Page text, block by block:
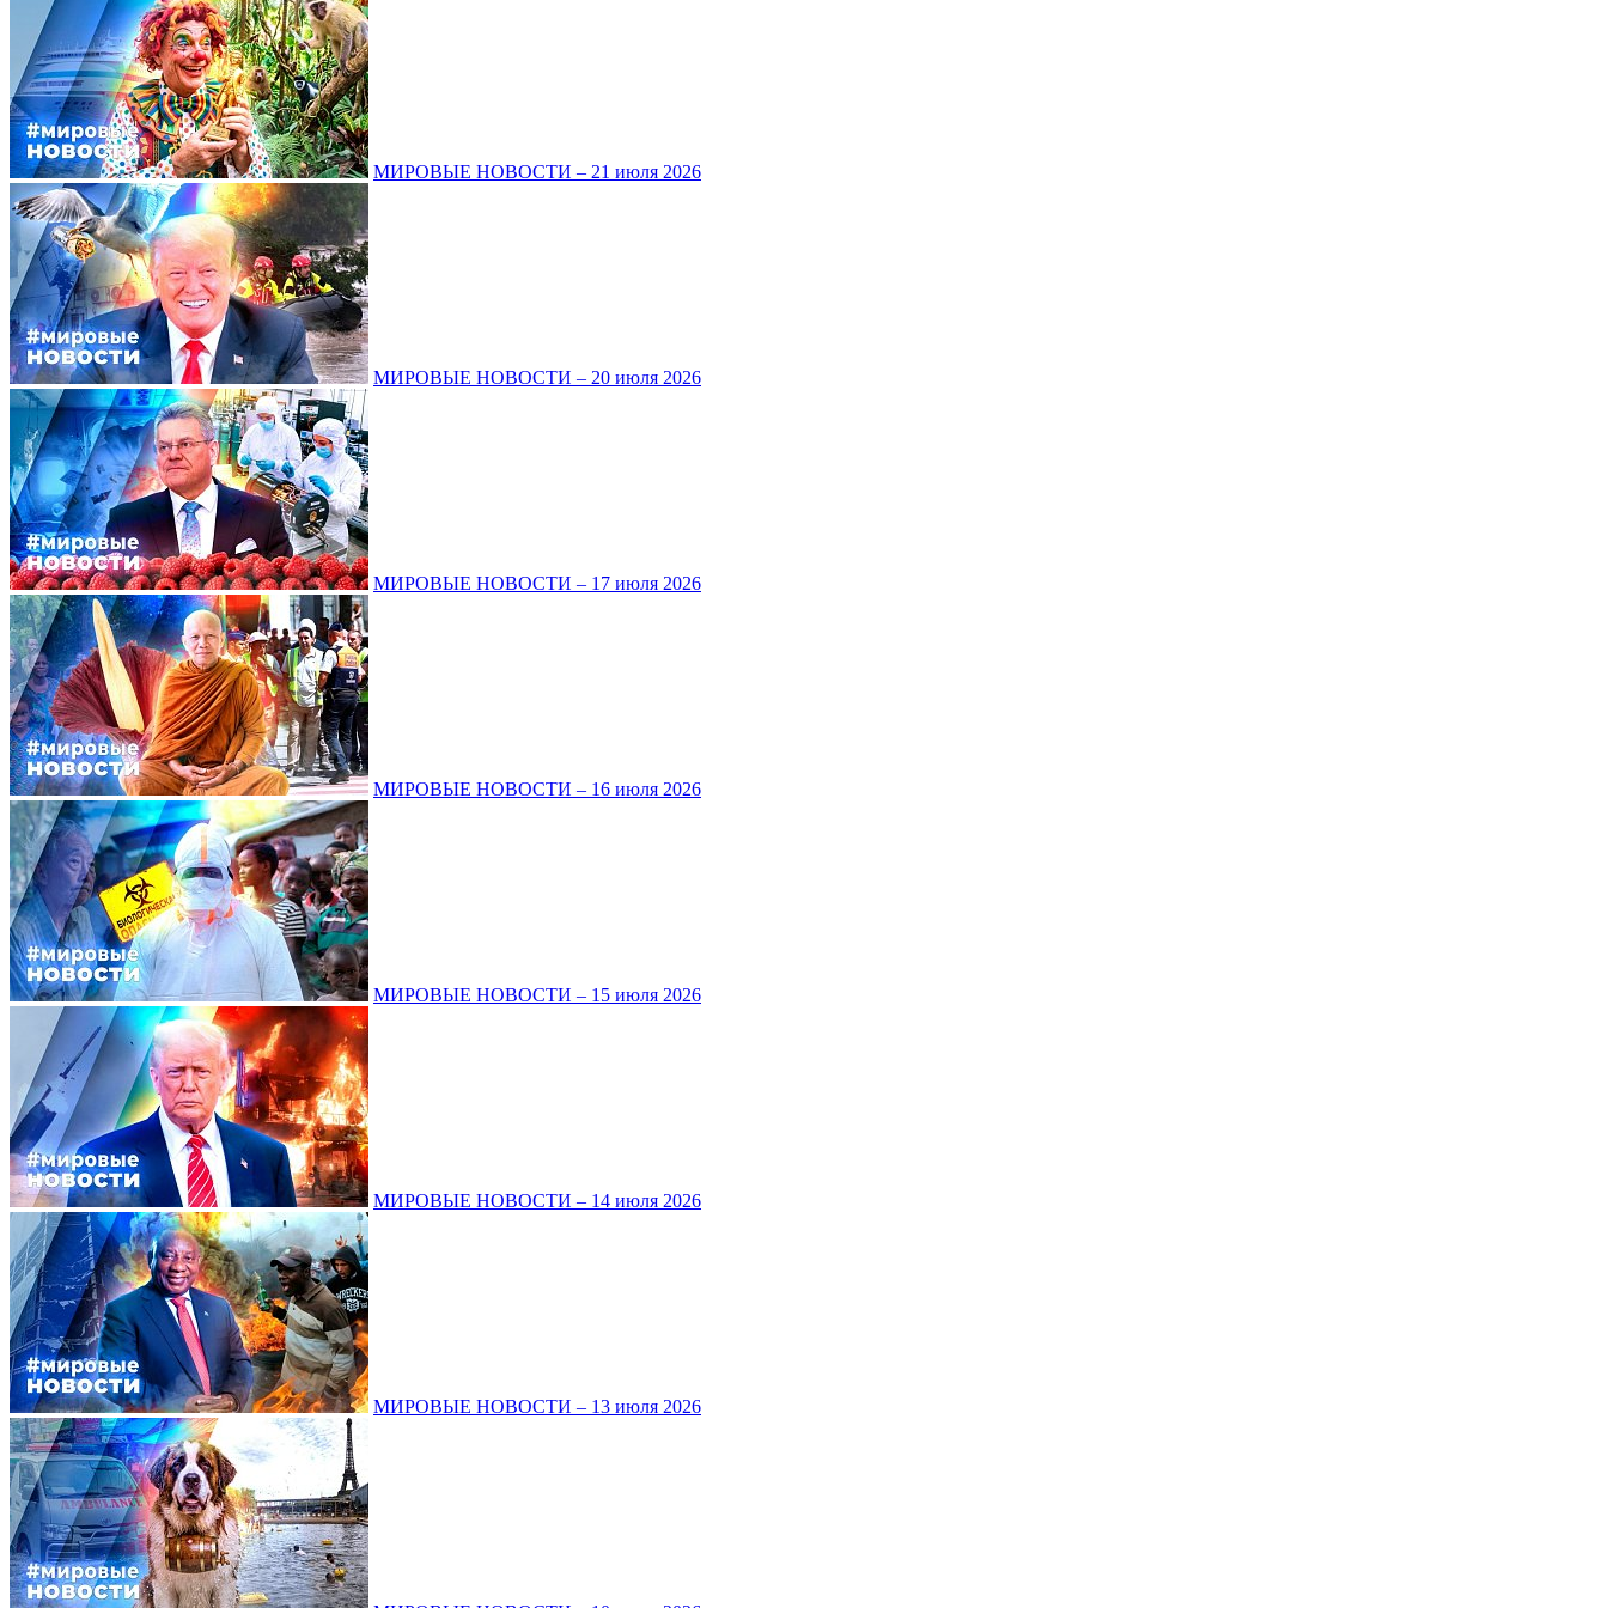
МИРОВЫЕ НОВОСТИ – 21 июля 2026
МИРОВЫЕ НОВОСТИ – 20 июля 2026
МИРОВЫЕ НОВОСТИ – 17 июля 2026
МИРОВЫЕ НОВОСТИ – 16 июля 2026
МИРОВЫЕ НОВОСТИ – 15 июля 2026
МИРОВЫЕ НОВОСТИ – 14 июля 2026
МИРОВЫЕ НОВОСТИ – 13 июля 2026